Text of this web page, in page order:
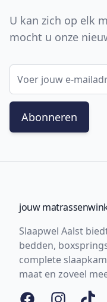
U kan zich op elk
mocht u onze
E-mail adres
Abonneren
jouw
Slaapwel Aalst
bedden,
complete
maat en zoveel
FacebookInstagram
Tiktok